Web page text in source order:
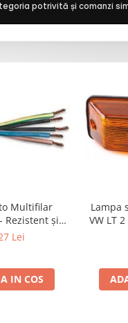
potrivită și comanzi
Multifilar
Rezistent și
12V-
Lei
IN COS
Lampa
VW LT